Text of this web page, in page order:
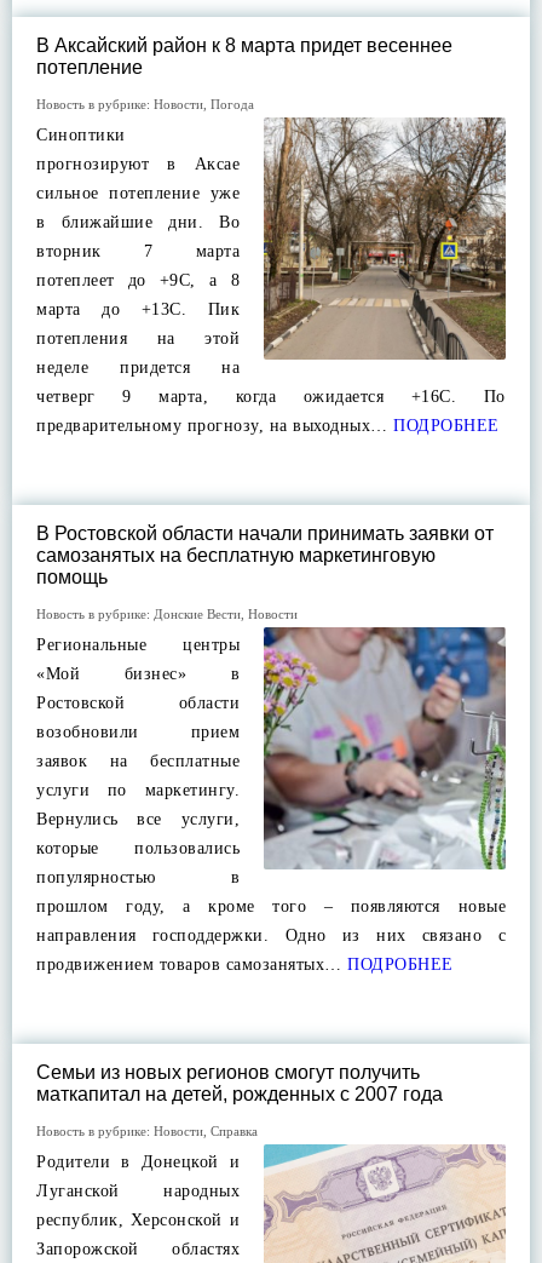
В Аксайский район к 8 марта придет весеннее
потепление
Новость в рубрике: Новости Погода
Синоптики
прогнозируют в Аксае
сильное потепление уже
в ближайшие дни. Во
вторник 7 марта
потеплеет до +9С, а 8
марта до +13С. Пик
потепления на этой
неделе придется на
четверг 9 марта, когда ожидается +16С. По
предварительному прогнозу, на выходных… ПОДРОБНЕЕ
В Ростовской области начали принимать заявки от
самозанятых на бесплатную маркетинговую
помощь
Новость в рубрике: Донские Вести Новости
Региональные центры
«Мой бизнес» в
Ростовской области
возобновили прием
заявок на бесплатные
услуги по маркетингу.
Вернулись все услуги,
которые пользовались
популярностью в
прошлом году, а кроме того – появляются новые
направления господдержки. Одно из них связано с
продвижением товаров самозанятых… ПОДРОБНЕЕ
Семьи из новых регионов смогут получить
маткапитал на детей, рожденных с 2007 года
Новость в рубрике: Новости Справка
Родители в Донецкой и
Луганской народных
республик, Херсонской и
Запорожской областях